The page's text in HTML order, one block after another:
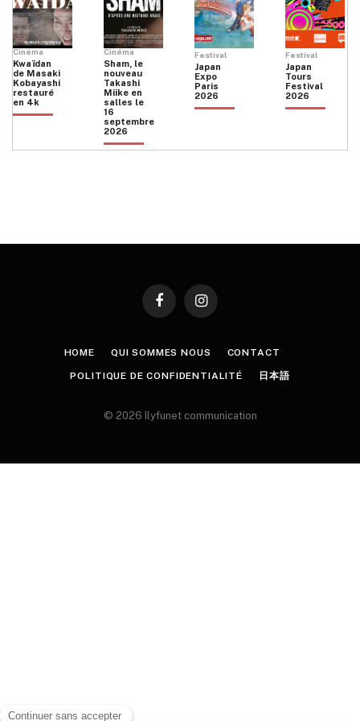
Cinéma
Kwaïdan
de Masaki
Kobayashi
restauré
en 4k
Cinéma
Sham, le
nouveau
Takashi
Miike en
salles le
16
septembre
2026
Festival
Japan
Expo
Paris
2026
Festival
Japan
Tours
Festival
2026
FacebookInstagram
HOME QUI SOMMES NOUS CONTACT
POLITIQUE DE CONFIDENTIALITÉ 日本語
© 2026 Ilyfunet communication